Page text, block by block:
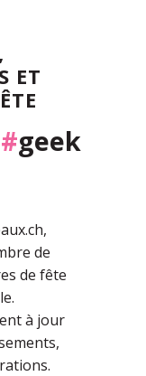
ET
#geek
de
de fête
à jour